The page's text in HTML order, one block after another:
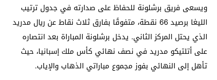
ويسعى فريق برشلونة للحفاظ على صدارته في جدول ترتيب
الليغا برصيد 66 نقطة، متفوقًا بفارق ثلاث نقاط عن ريال مدريد
الذي يحتل المركز الثاني. يدخل برشلونة المباراة بعد انتصاره
على أتلتيكو مدريد في نصف نهائي كأس ملك إسبانيا، حيث
تأهل إلى النهائي بفوز مجموع مباراتي الذهاب والإياب.